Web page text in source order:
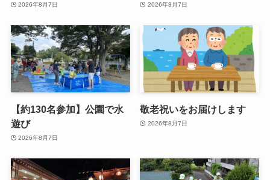
2026年8月7日 2026年8月7日
【約130名参加】公園で水
遊び
2026年8月7日
敬老祝いをお届けします
2026年8月7日